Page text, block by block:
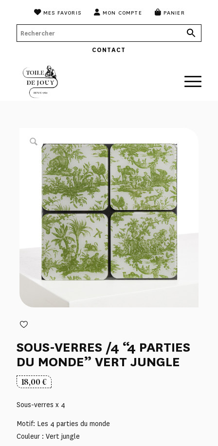
MES FAVORIS MON COMPTE PANIER
CONTACT
SOUS-VERRES /4 “4 PARTIES
DU MONDE” VERT JUNGLE
18,00€
Sous-verres x 4
Motif: Les 4 parties du monde
Couleur : Vert jungle